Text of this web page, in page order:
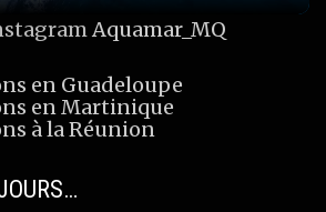
Aquamar_MQ
en Guadeloupe
en Martinique
à la Réunion